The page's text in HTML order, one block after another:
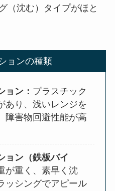
（沈む）タイプがほと
ョンの種類
ョン： プラスチック
あり、浅いレンジを
障害物回避性能が高
ョン（鉄板バイ
が重く、素早く沈
ッシングでアピール